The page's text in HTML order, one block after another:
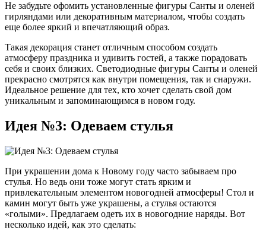
Не забудьте офомить установленные фигуры Санты и оленей
гирляндами или декоративным материалом, чтобы создать
еще более яркий и впечатляющий образ.
Такая декорация станет отличным способом создать
атмосферу праздника и удивить гостей, а также порадовать
себя и своих близких. Светодиодные фигуры Санты и оленей
прекрасно смотрятся как внутри помещения, так и снаружи.
Идеальное решение для тех, кто хочет сделать свой дом
уникальным и запоминающимся в новом году.
Идея №3: Одеваем стулья
При украшении дома к Новому году часто забываем про
стулья. Но ведь они тоже могут стать ярким и
привлекательным элементом новогодней атмосферы! Стол и
камин могут быть уже украшены, а стулья остаются
«голыми». Предлагаем одеть их в новогодние наряды. Вот
несколько идей, как это сделать: